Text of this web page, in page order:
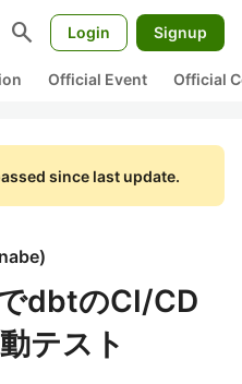
search Login Signup
Official Event Official
since last update.
)
dbtのCI/CD
テスト